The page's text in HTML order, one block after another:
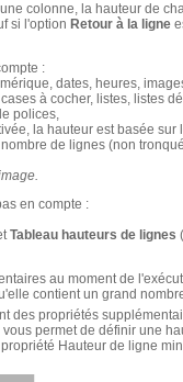
colonne, la hauteur de
si l'option Retour à la ligne
:
dates, heures,
à cocher, listes, listes
polices,
la hauteur est basée
de lignes (non
en compte :
Tableau hauteurs de lignes
au moment de
contient un grand
des propriétés
permet de définir une
Hauteur de ligne